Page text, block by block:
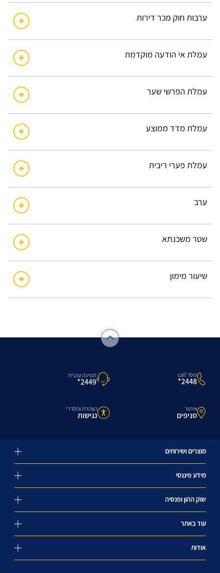
ערבות חוק מכר דירות
עמלת אי הודעה מוקדמת
עמלת הפרשי שער
עמלת מדד ממוצע
עמלת פערי ריבית
ערב
שטר משכנתא
שיעור מימון
מסד call
2448*
תמיכה טכנית
2449*
איתור
סניפים
הצהרת והסדרי
נגישות
מוצרים ושירותים
מידע פיננסי
שוק ההון ופנסיה
עוד באתר
אודות